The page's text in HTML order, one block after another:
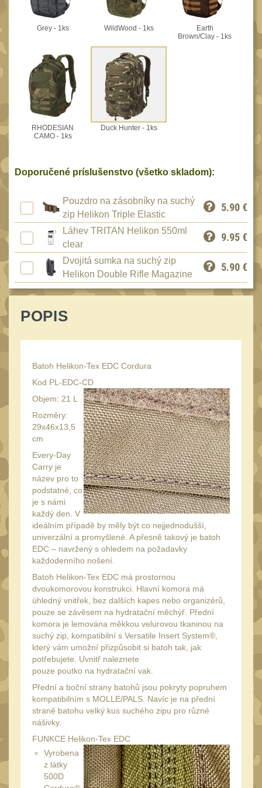
Peněženky
Doplňky378
Ramenní popruhy a
vycpávky
Karabiny a přezky75
Kroužky, šňůrky,
koncovky
Nášivky 105
Zámky1
Nepromokavý potahy a
vaky
Adaptéry 33
Taktická pera
Láhve
Lékárničky17
Adaptéry a risery40
Boční montáže11
Montáže pro optiku179
45
1" Dovetail
30mm Picatinny47
30mm Dovetail14
34mm31
Montáže pre kolimátory
Ostatní 13
Montáže na hlaveň3
Montáže pro svítilny 18
Předpažbí 56
Pre AK 11
Pre M4/AR15 29
Ostatní
Pažby 51
Raily, lišty, krytky66
Přední rukojeti50
Grey - 1ks WildWood - 1ks
Earth
Brown/Clay - 1ks
RHODESIAN
CAMO - 1ks
Duck Hunter - 1ks
Doporučené príslušenstvo (všetko skladom):
Pouzdro na zásobníky na suchý
zip Helikon Triple Elastic
5.90 €
Láhev TRITAN Helikon 550ml
clear
9.95 €
Dvojitá sumka na suchý zip
Helikon Double Rifle Magazine
5.90 €
POPIS
Batoh Helikon-Tex EDC Cordura
Kod PL-EDC-CD
Objem: 21 L
Rozměry:
29x46x13,5
cm
Every-Day
Carry je
název pro to
podstatné, co
je s námi
každý den. V
ideálním případě by měly být co nejjednodušší,
univerzální a promyšlené. A přesně takový je batoh
EDC – navržený s ohledem na požadavky
každodenního nošení.
Batoh Helikon-Tex EDC má prostornou
dvoukomorovou konstrukci. Hlavní komora má
úhledný vnitřek, bez dalších kapes nebo organizérů,
pouze se závěsem na hydratační měchýř. Přední
komora je lemována měkkou velurovou tkaninou na
suchý zip, kompatibilní s Versatile Insert System®,
který vám umožní přizpůsobit si batoh tak, jak
potřebujete. Uvnitř naleznete
pouze poutko na hydratační vak.
Přední a boční strany batohů jsou pokryty popruhem
kompatibilním s MOLLE/PALS. Navíc je na přední
straně batohu velký kus suchého zipu pro různé
nášivky.
FUNKCE Helikon-Tex EDC
Vyrobena
z látky
500D